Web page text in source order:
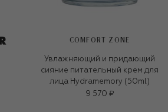
COMFORT ZONE
Увлажняющий и придающий
сияние питательный крем для
лица Hydramemory (50ml)
9 570 ₽